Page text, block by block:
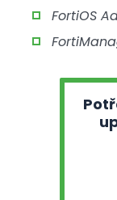
FortiOS